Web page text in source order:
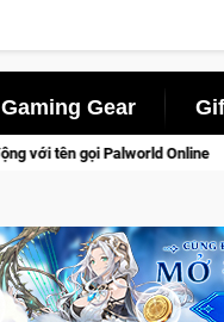
Gaming Gear
Gia Nhập Closed Beta